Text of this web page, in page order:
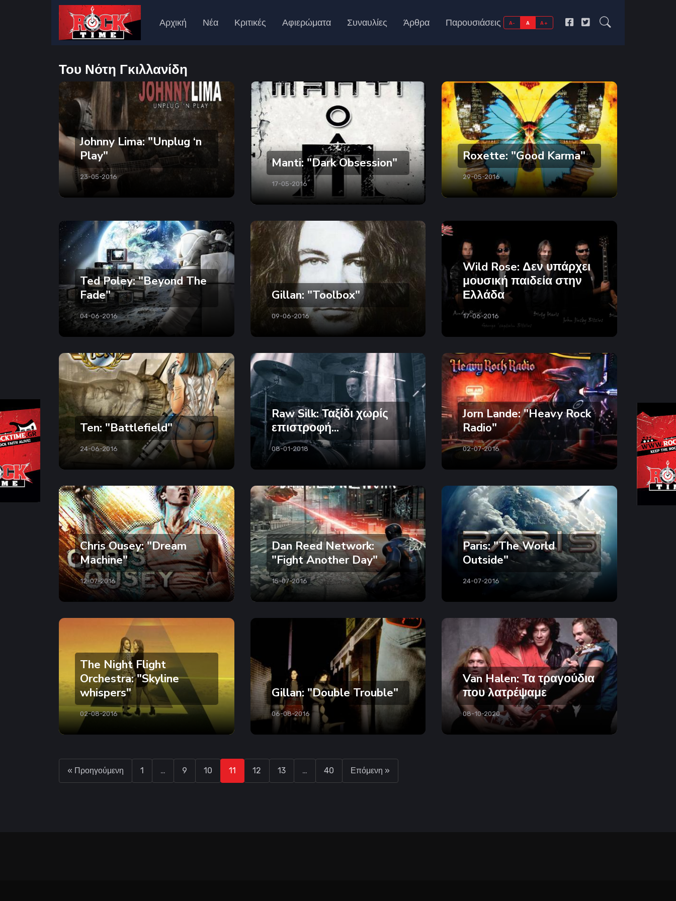
Αρχική Νέα Κριτικές Αφιερώματα Συναυλίες Άρθρα Παρουσιάσεις A- A A+
Του Νότη Γκιλλανίδη
Johnny Lima: "Unplug ‘n
Play"
23-05-2016
Manti: "Dark Obsession"
17-05-2016
Roxette: "Good Karma"
29-05-2016
Ted Poley: "Beyond The
Fade"
04-06-2016
Gillan: "Toolbox"
09-06-2016
Wild Rose: Δεν υπάρχει
μουσική παιδεία στην
Ελλάδα
17-06-2016
Ten: "Battlefield"
24-06-2016
Raw Silk: Ταξίδι χωρίς
επιστροφή...
08-01-2018
Jorn Lande: "Heavy Rock
Radio"
02-07-2016
Chris Ousey: "Dream
Machine"
12-07-2016
Dan Reed Network:
"Fight Another Day"
15-07-2016
Paris: "The World
Outside"
24-07-2016
The Night Flight
Orchestra: "Skyline
whispers"
02-08-2016
Gillan: "Double Trouble"
06-08-2016
Van Halen: Τα τραγούδια
που λατρέψαμε
08-10-2020
« Προηγούμενη 1 … 9 10 11 12 13 … 40 Επόμενη »